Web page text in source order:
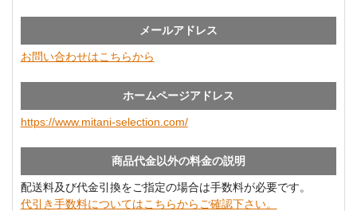
メールアドレス
お問い合わせはこちらから
ホームページアドレス
https://www.mitani-selection.com/
商品代金以外の料金の説明
配送料及び代金引換をご指定の場合は手数料が必要です。
代引き手数料についてはこちらからご確認下さい。